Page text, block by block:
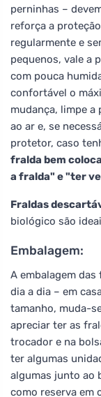
perninhas –
reforça a
regularmente e
pequenos, vale a
com pouca
confortável o
mudança, limpe a
ao ar e, se
protetor, caso
fralda bem
a fralda" e "ter
Fraldas
biológico são
Embalagem:
A embalagem
dia a dia – em
tamanho, muda-
apreciar ter as
trocador e na
ter algumas
algumas junto ao
como reserva em